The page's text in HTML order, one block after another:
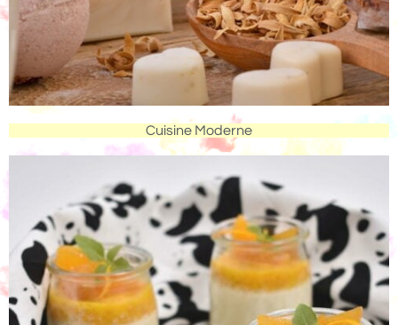
Cuisine Moderne